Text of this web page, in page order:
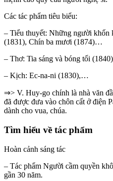
Các tác phẩm tiêu biểu:
– Tiểu thuyết: Những người
(1831), Chín ba mươi (1874)…
– Thơ: Tia sáng và bóng tối
– Kịch: Ec-na-ni (1830),…
⇒> V. Huy-go chính là nhà văn
đã được đưa vào chôn cất ở điện
dành cho vua, chúa.
Tìm hiểu về tác phẩm
Hoàn cảnh sáng tác
– Tác phẩm Người cầm quyền
gần 30 năm.